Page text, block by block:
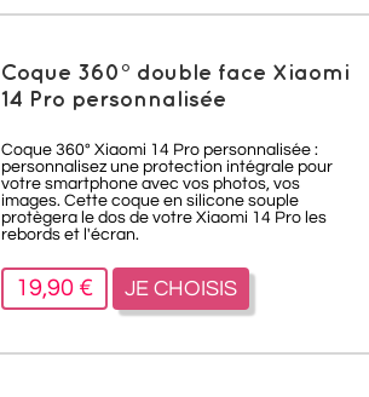
Coque 360° double face Xiaomi
14 Pro personnalisée
Coque 360° Xiaomi 14 Pro personnalisée :
personnalisez une protection intégrale pour
votre smartphone avec vos photos, vos
images. Cette coque en silicone souple
protègera le dos de votre Xiaomi 14 Pro les
rebords et l'écran.
19,90 € JE CHOISIS